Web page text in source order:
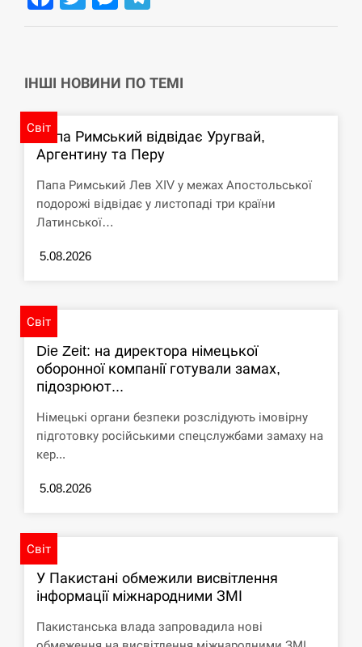
12:53
США обсуждают лицензии на Patriot для
Украины, несмотря на сомнения…
СЕРПЕНЬ
розблокування Ормузької протоки
СЕРПЕНЬ
Силы обороны поразили российскую
СЕРПЕНЬ
12:10
У США зафіксували рекордний спалах
циклоспорозу, захворіли понад 10 тисяч…
11:53
Под огнем “Эпицентр”, ROZETKA и “Новая
почта”: что известно об…
СЕРПЕНЬ
11:40
У зоопарку Токіо через спеку загинули три
СЕРПЕНЬ
11:23
Россияне ударили “Бардеролями” по Харькову,
есть пострадавшие
ІНШІ НОВИНИ ПО ТЕМІ
Світ
Папа Римський відвідає Уругвай,
Аргентину та Перу
Папа Римський Лев XIV у межах Апостольської
подорожі відвідає у листопаді три країни
Латинської…
5.08.2026
Світ
Die Zeit: на директора німецької
оборонної компанії готували замах,
підозрюют...
Німецькі органи безпеки розслідують імовірну
підготовку російськими спецслужбами замаху на
кер...
5.08.2026
Світ
У Пакистані обмежили висвітлення
інформації міжнародними ЗМІ
Пакистанська влада запровадила нові